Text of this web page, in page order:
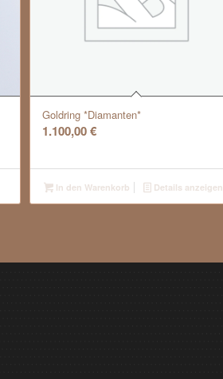
Goldring *Diamanten*
1.100,00€
In den Warenkorb Details anzeigen